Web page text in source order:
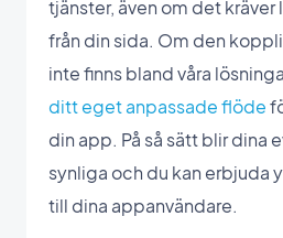
tjänster, även om det
från din sida. Om den
inte finns bland våra
ditt eget anpassade flöde
din app. På så sätt blir dina
synliga och du kan erbjuda
till dina appanvändare.